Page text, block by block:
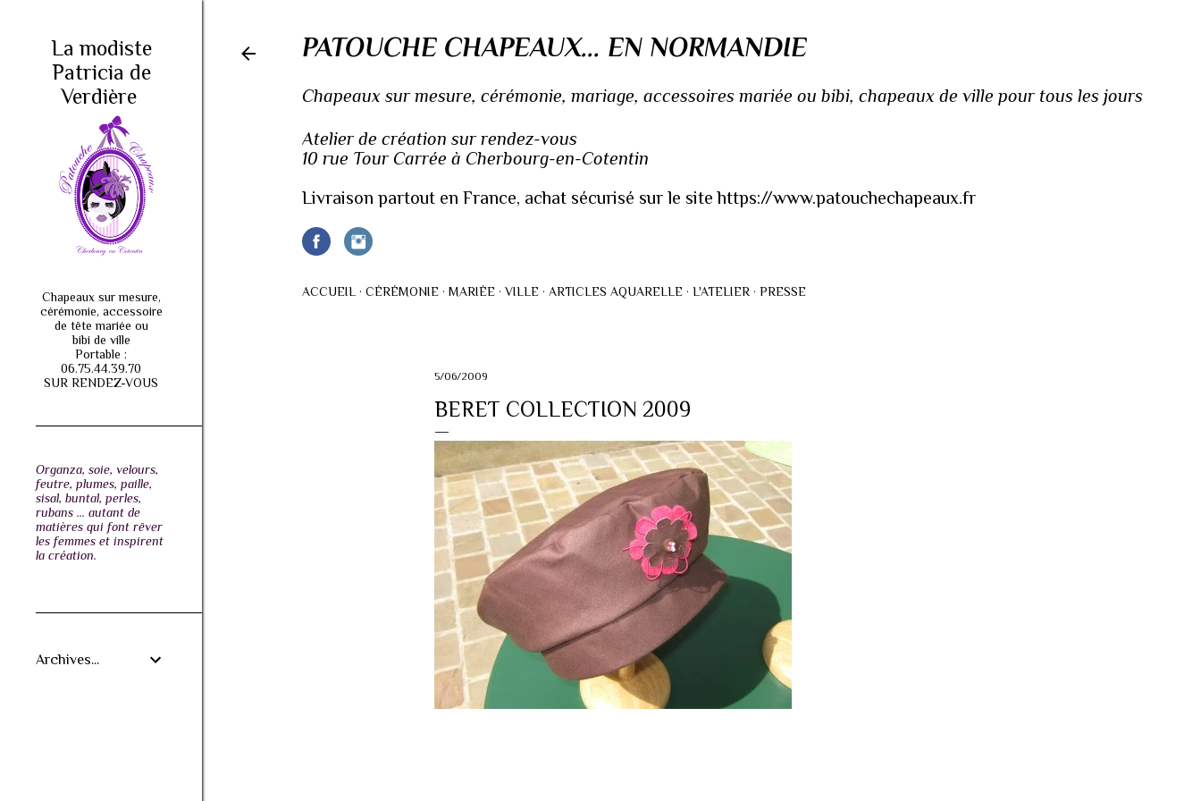
PATOUCHE CHAPEAUX... EN NORMANDIE
Chapeaux sur mesure, cérémonie, mariage, accessoires mariée ou bibi, chapeaux de ville pour tous les jours
Atelier de création sur rendez-vous
10 rue Tour Carrée à Cherbourg-en-Cotentin
Livraison partout en France, achat sécurisé sur le site https://www.patouchechapeaux.fr
ACCUEIL CÉRÉMONIE MARIÉE VILLE ARTICLES AQUARELLE L'ATELIER PRESSE
5/06/2009
BERET COLLECTION 2009
La modiste
Patricia de
Verdière
Chapeaux sur mesure,
cérémonie, accessoire
de tête mariée ou
bibi de ville
Portable :
06.75.44.39.70
SUR RENDEZ-VOUS
Organza, soie, velours,
feutre, plumes, paille,
sisal, buntal, perles,
rubans ... autant de
matières qui font rêver
les femmes et inspirent
la création.
Archives...